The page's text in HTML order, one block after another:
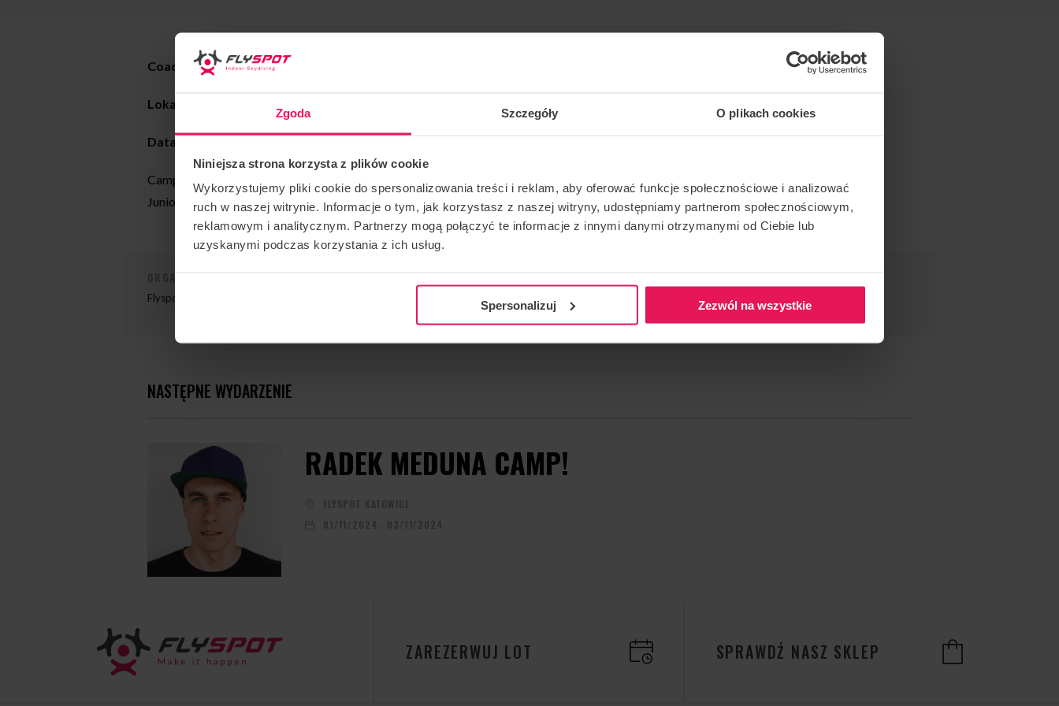
Zgoda Szczegóły O plikach cookies
Niniejsza strona korzysta z plików cookie
Wykorzystujemy pliki cookie do spersonalizowania treści i reklam, aby oferować funkcje społecznościowe i analizować
ruch w naszej witrynie. Informacje o tym, jak korzystasz z naszej witryny, udostępniamy partnerom społecznościowym,
reklamowym i analitycznym. Partnerzy mogą połączyć te informacje z innymi danymi otrzymanymi od Ciebie lub
uzyskanymi podczas korzystania z ich usług.
Spersonalizuj Zezwól na wszystkie
Coach: Radek Meduna
Lokalizacja: Flyspot
Data:
Camp organizowany cyklicznie przez coacha Radka Medunę we Flyspot Wrocław dla drużyn
Juniorskich z Czech.
Flyspot
NASTĘPNE WYDARZENIE
RADEK MEDUNA CAMP!
FLYSPOT KATOWICE
01/11/2024 - 03/11/2024
ZAREZERWUJ LOT SPRAWDŹ NASZ SKLEP